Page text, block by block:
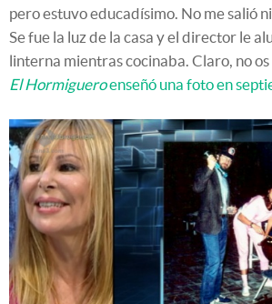
pero estuvo educadísimo. No me salió
Se fue la luz de la casa y el director le
linterna mientras cocinaba. Claro, no os
El Hormigueroenseñó una foto en